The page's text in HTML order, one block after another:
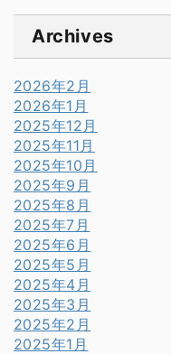
Archives
2026年2月
2026年1月
2025年12月
2025年11月
2025年10月
2025年9月
2025年8月
2025年7月
2025年6月
2025年5月
2025年4月
2025年3月
2025年2月
2025年1月